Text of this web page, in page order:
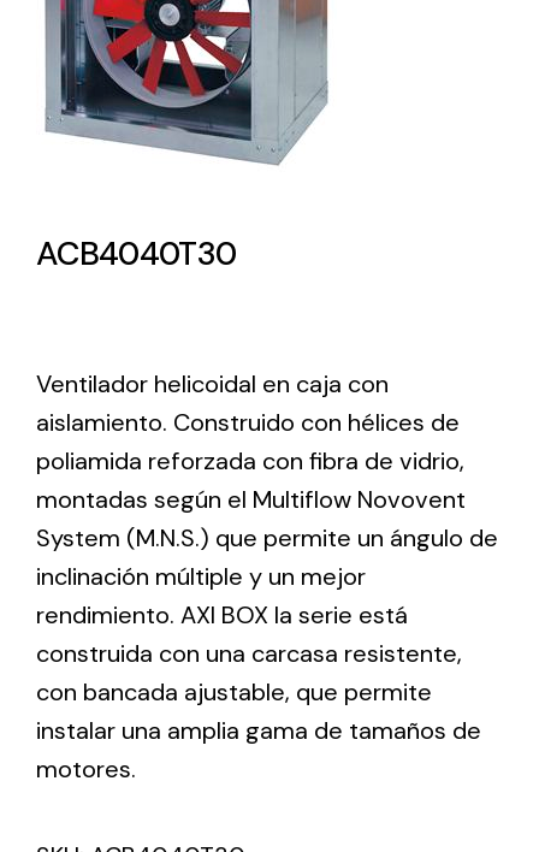
Lighting and Electrical
Equipment
Complete solutions in lighting and electrical
material for each project and need
Ventilación
Amplia gama de ventiladores y equipos de
Ventilation
The incorporation of Novovent into the group
meant a greater offer of ventilation products for
ACB4040T30
Ventilador helicoidal en caja con
aislamiento. Construido con hélices de
poliamida reforzada con fibra de vidrio,
montadas según el Multiflow Novovent
System (M.N.S.) que permite un ángulo de
inclinación múltiple y un mejor
rendimiento. AXI BOX la serie está
construida con una carcasa resistente,
con bancada ajustable, que permite
instalar una amplia gama de tamaños de
motores.